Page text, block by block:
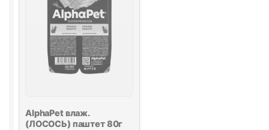
AlphaPet влаж.
(ЛОСОСЬ) паштет 80г